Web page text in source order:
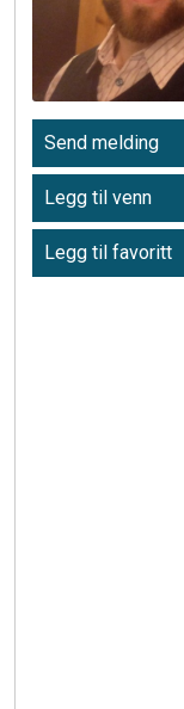
Send melding
Legg til venn
Legg til favoritt